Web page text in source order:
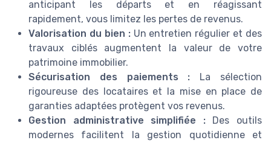
anticipant les départs et en réagissant
rapidement, vous limitez les pertes de revenus.
Valorisation du bien :Un entretien régulier et des
travaux ciblés augmentent la valeur de votre
patrimoine immobilier.
Sécurisation des paiements : La sélection
rigoureuse des locataires et la mise en place de
garanties adaptées protègent vos revenus.
Gestion administrative simplifiée :Des outils
modernes facilitent la gestion quotidienne et